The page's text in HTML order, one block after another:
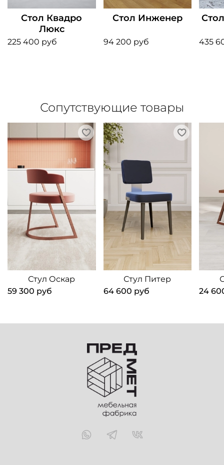
Стол Квадро
Люкс
225 400 руб
Стол Инженер
94 200 руб 435
Сопутствующие товары
Стул Оскар
59 300 руб
Стул Питер
64 600 руб
24